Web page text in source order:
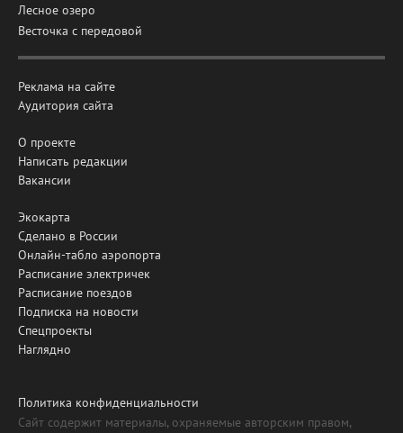
Лесное озеро
Весточка с передовой
Реклама на сайте
Аудитория сайта
О проекте
Написать редакции
Вакансии
Экокарта
Сделано в России
Онлайн-табло аэропорта
Расписание электричек
Расписание поездов
Подписка на новости
Спецпроекты
Наглядно
Политика конфиденциальности
Сайт содержит материалы, охраняемые авторским правом,